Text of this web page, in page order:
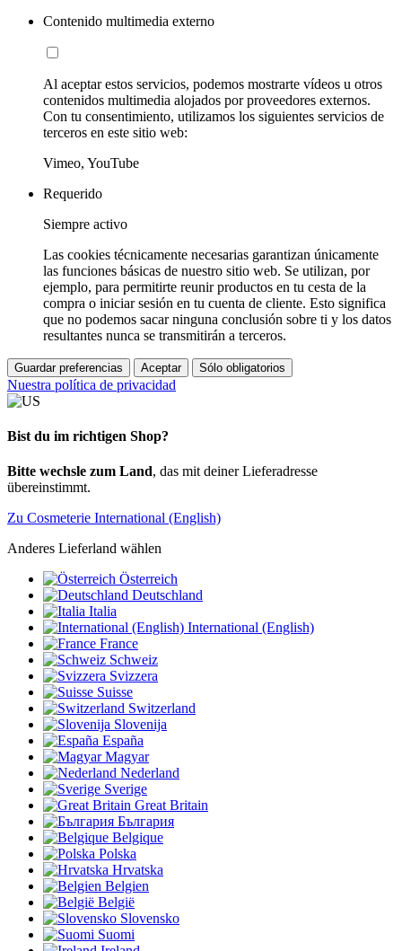
Contenido multimedia externo
Al aceptar estos servicios, podemos mostrarte vídeos u otros
contenidos multimedia alojados por proveedores externos.
Con tu consentimiento, utilizamos los siguientes servicios de
terceros en este sitio web:
Vimeo, YouTube
Requerido
Siempre activo
Las cookies técnicamente necesarias garantizan únicamente
las funciones básicas de nuestro sitio web. Se utilizan, por
ejemplo, para permitirte reunir productos en tu cesta de la
compra o iniciar sesión en tu cuenta de cliente. Esto significa
que no podemos sacar ninguna conclusión sobre ti y los datos
resultantes nunca se transmitirán a terceros.
Guardar preferencias Aceptar Sólo obligatorios
Nuestra política de privacidad
Bist du im richtigen Shop?
Bitte wechsle zum Land, das mit deiner Lieferadresse
übereinstimmt.
Zu Cosmeterie International (English)
Anderes Lieferland wählen
Österreich
Deutschland
Italia
International (English)
France
Schweiz
Svizzera
Suisse
Switzerland
Slovenija
España
Magyar
Nederland
Sverige
Great Britain
България
Belgique
Polska
Hrvatska
Belgien
België
Slovensko
Suomi